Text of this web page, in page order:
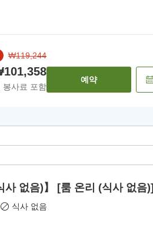
₩119,244
봉사료 포함
예약
사 없음)】 [룸 온리 (식사 없음)]
식사 없음